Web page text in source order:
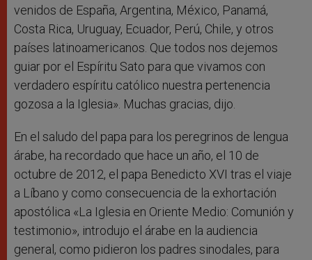
venidos de España, Argentina, México, Panamá,
Costa Rica, Uruguay, Ecuador, Perú, Chile, y otros
países latinoamericanos. Que todos nos dejemos
guiar por el Espíritu Sato para que vivamos con
verdadero espíritu católico nuestra pertenencia
gozosa a la Iglesia». Muchas gracias, dijo.
En el saludo del papa para los peregrinos de lengua
árabe, ha recordado que hace un año, el 10 de
octubre de 2012, el papa Benedicto XVI tras el viaje
a Líbano y como consecuencia de la exhortación
apostólica «La Iglesia en Oriente Medio: Comunión y
testimonio», introdujo el árabe en la audiencia
general, como pidieron los padres sinodales, para